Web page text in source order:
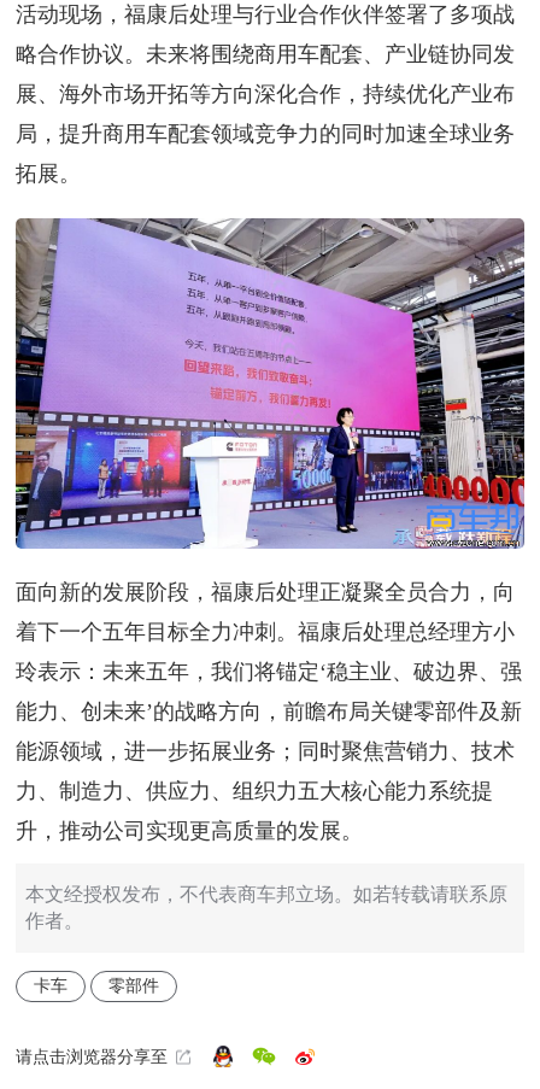
活动现场，福康后处理与行业合作伙伴签署了多项战
略合作协议。未来将围绕商用车配套、产业链协同发
展、海外市场开拓等方向深化合作，持续优化产业布
局，提升商用车配套领域竞争力的同时加速全球业务
拓展。
面向新的发展阶段，福康后处理正凝聚全员合力，向
着下一个五年目标全力冲刺。福康后处理总经理方小
玲表示：未来五年，我们将锚定‘稳主业、破边界、强
能力、创未来’的战略方向，前瞻布局关键零部件及新
能源领域，进一步拓展业务；同时聚焦营销力、技术
力、制造力、供应力、组织力五大核心能力系统提
升，推动公司实现更高质量的发展。
本文经授权发布，不代表商车邦立场。如若转载请联系原
作者。
卡车 零部件
请点击浏览器分享至